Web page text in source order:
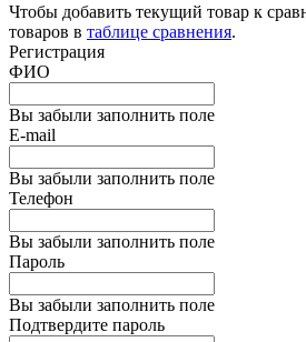
Чтобы добавить текущий товар к
товаров в таблице сравнения.
Регистрация
ФИО
Вы забыли заполнить поле
E-mail
Вы забыли заполнить поле
Телефон
Вы забыли заполнить поле
Пароль
Вы забыли заполнить поле
Подтвердите пароль